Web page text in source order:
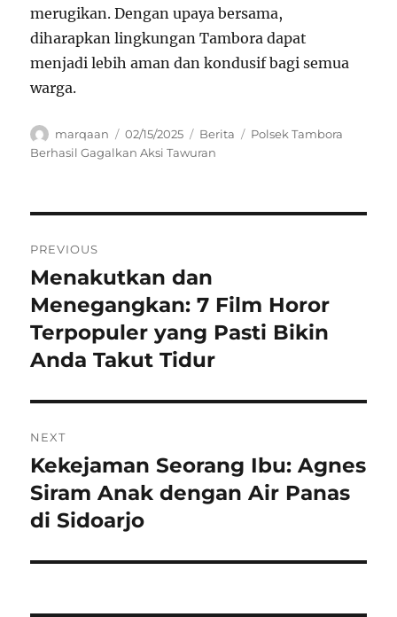
merugikan. Dengan upaya bersama,
diharapkan lingkungan Tambora dapat
menjadi lebih aman dan kondusif bagi semua
warga.
Author
marqaan
Posted
on
02/15/2025 Categories
Berita Tags
Polsek Tambora
Berhasil Gagalkan Aksi Tawuran
pos
PREVIOUS
Previous
post:
Menakutkan dan
Menegangkan: 7 Film Horor
Terpopuler yang Pasti Bikin
Anda Takut Tidur
NEXT
Next
post:
Kekejaman Seorang Ibu: Agnes
Siram Anak dengan Air Panas
di Sidoarjo